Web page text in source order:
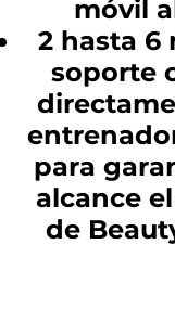
móvil
2 hasta 6
soporte
para
alcance
de